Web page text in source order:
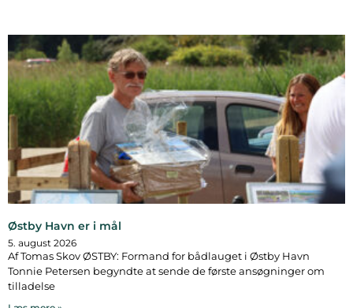
Østby Havn er i mål
5. august 2026
Af Tomas Skov ØSTBY: Formand for bådlauget i Østby Havn
Tonnie Petersen begyndte at sende de første ansøgninger om
tilladelse